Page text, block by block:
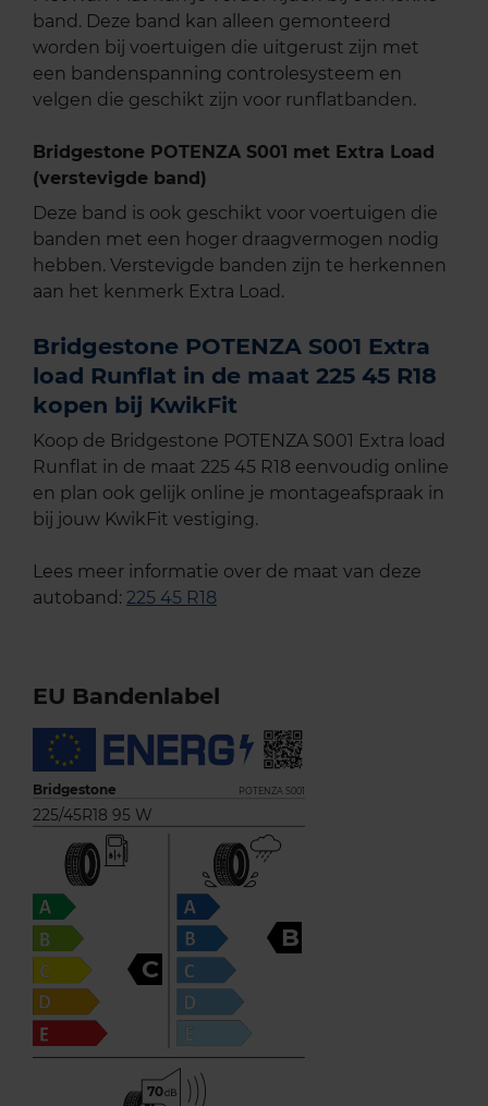
band. Deze band kan alleen gemonteerd
worden bij voertuigen die uitgerust zijn met
een bandenspanning controlesysteem en
velgen die geschikt zijn voor runflatbanden.
Bridgestone POTENZA S001 met Extra Load
(verstevigde band)
Deze band is ook geschikt voor voertuigen die
banden met een hoger draagvermogen nodig
hebben. Verstevigde banden zijn te herkennen
aan het kenmerk Extra Load.
Bridgestone POTENZA S001 Extra
load Runflat in de maat 225 45 R18
kopen bij KwikFit
Koop de Bridgestone POTENZA S001 Extra load
Runflat in de maat 225 45 R18 eenvoudig online
en plan ook gelijk online je montageafspraak in
bij jouw KwikFit vestiging.
Lees meer informatie over de maat van deze
autoband: 225 45 R18
EU Bandenlabel
Bridgestone POTENZA S001
225/45R18 95 W
C
B
70